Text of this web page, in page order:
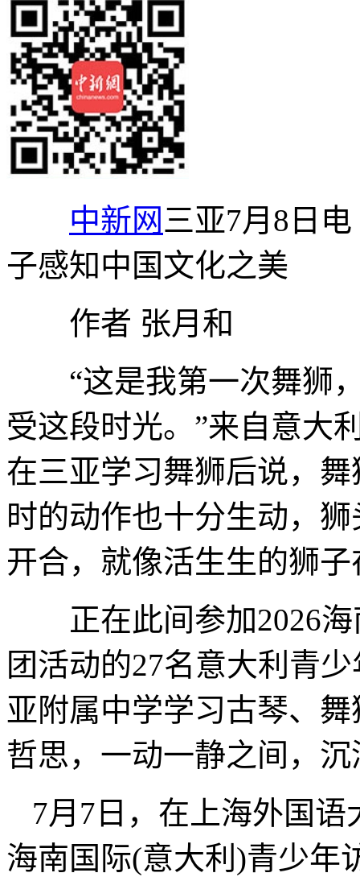
中新网三亚7月8日
子感知中国文化之美
作者 张月和
“这是我第一次舞狮，
受这段时光。”来自意大
在三亚学习舞狮后说，
时的动作也十分生动，
开合，就像活生生的狮
正在此间参加2026海
团活动的27名意大利青
亚附属中学学习古琴、
哲思，一动一静之间，
7月7日，在上海外国
海南国际(意大利)青少年